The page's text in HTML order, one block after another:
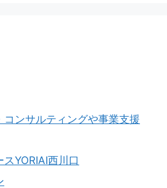
コンサルティングや事業支援
YORIAI西川口